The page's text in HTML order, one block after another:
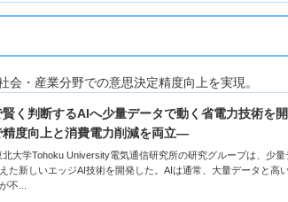
・産業分野での意思決定精度向上を実現。
賢く判断するAIへ少量データで動く省電力技術を
精度向上と消費電力削減を両立―
大学Tohoku University電気通信研究所の研究グループは、少量
た新しいエッジAI技術を開発した。AIは通常、大量データと高
不...